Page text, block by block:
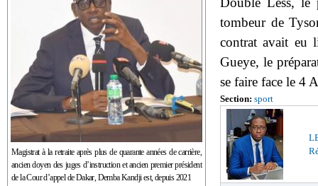
Magistrat à la retraite après plus de quarante années de carrière,
ancien doyen des juges d’instruction et ancien premier président
de la Cour d’appel de Dakar, Demba Kandji est, depuis 2021
tombeur de
contrat avait eu
Gueye, le
se faire face le 4
Section: sport